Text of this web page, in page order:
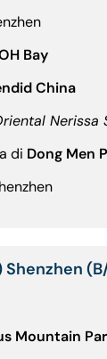
Bay
China
Nerissa
di Dong Men
Shenzhen
Mountain